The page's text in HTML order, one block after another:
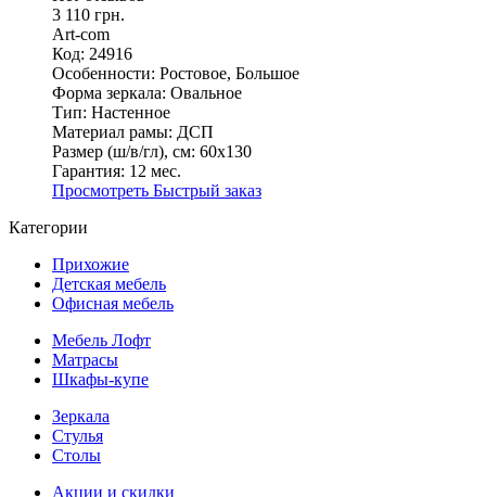
3 110 грн.
Art-com
Код: 24916
Особенности: Ростовое, Большое
Форма зеркала: Овальное
Тип: Настенное
Материал рамы: ДСП
Размер (ш/в/гл), см: 60х130
Гарантия: 12 мес.
Просмотреть Быстрый заказ
Категории
Прихожие
Детская мебель
Офисная мебель
Мебель Лофт
Матрасы
Шкафы-купе
Зеркала
Стулья
Столы
Акции и скидки